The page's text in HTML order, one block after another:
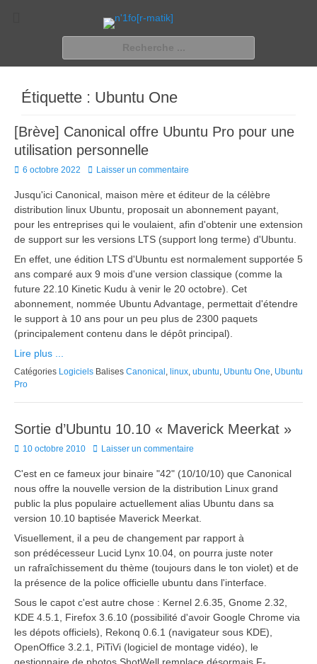
n'1fo[r-matik]
Pour les nymphos d'infos en info…
Étiquette : Ubuntu One
[Brève] Canonical offre Ubuntu Pro pour une
utilisation personnelle
Posted
6 octobre 2022 Laisser un commentaire
Jusqu'ici Canonical, maison mère et éditeur de la célèbre
distribution linux Ubuntu, proposait un abonnement payant,
pour les entreprises qui le voulaient, afin d'obtenir une extension
de support sur les versions LTS (support long terme) d'Ubuntu.
En effet, une édition LTS d'Ubuntu est normalement supportée 5
ans comparé aux 9 mois d'une version classique (comme la
future 22.10 Kinetic Kudu à venir le 20 octobre). Cet
abonnement, nommée Ubuntu Advantage, permettait d'étendre
le support à 10 ans pour un peu plus de 2300 paquets
(principalement contenu dans le dépôt principal).
Lire plus ...
Catégories Logiciels Balises Canonical , linux, ubuntu, Ubuntu One, Ubuntu
Pro
Sortie d’Ubuntu 10.10 « Maverick Meerkat »
Posted
10 octobre 2010 Laisser un commentaire
C'est en ce fameux jour binaire "42" (10/10/10) que Canonical
nous offre la nouvelle version de la distribution Linux grand
public la plus populaire actuellement alias Ubuntu dans sa
version 10.10 baptisée Maverick Meerkat.
Visuellement, il a peu de changement par rapport à
son prédécesseur Lucid Lynx 10.04, on pourra juste noter
un rafraîchissement du thème (toujours dans le ton violet) et de
la présence de la police officielle ubuntu dans l'interface.
Sous le capot c'est autre chose : Kernel 2.6.35, Gnome 2.32,
KDE 4.5.1, Firefox 3.6.10 (possibilité d'avoir Google Chrome via
les dépots officiels), Rekonq 0.6.1 (navigateur sous KDE),
OpenOffice 3.2.1, PiTiVi (logiciel de montage vidéo), le